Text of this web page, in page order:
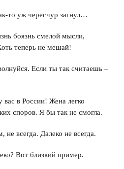
то уж чересчур загнул…
боязнь смелой мысли,
теперь не мешай!
Если ты так считаешь –
в России! Жена легко
споров. Я бы так не смогла.
всегда. Далеко не всегда.
Вот близкий пример.